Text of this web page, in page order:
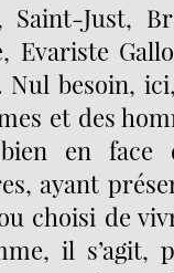
Just,
Evariste
Nul besoin,
et des
en face
ayant
choisi de
il s’agit,